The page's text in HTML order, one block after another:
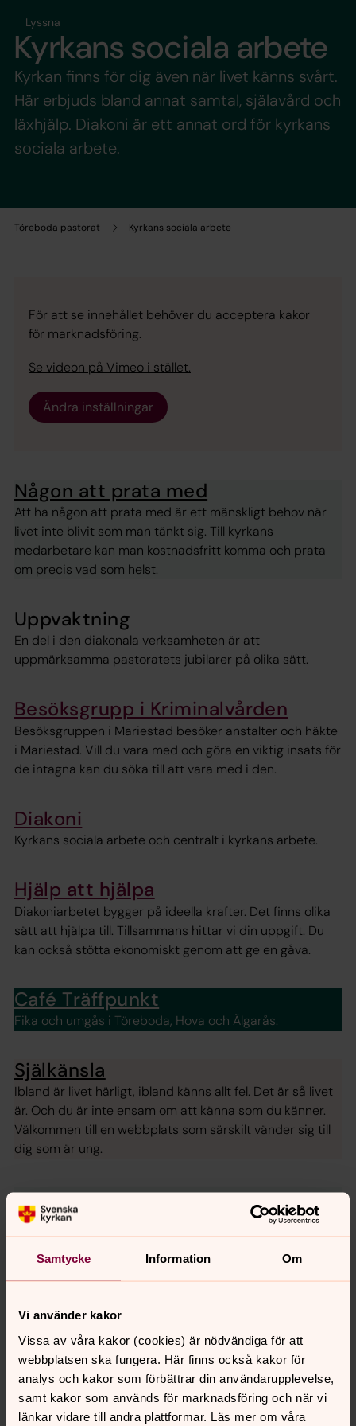
Samtycke Information Om
Vi använder kakor
Vissa av våra kakor (cookies) är nödvändiga för att
webbplatsen ska fungera. Här finns också kakor för
analys och kakor som förbättrar din användarupplevelse,
samt kakor som används för marknadsföring och när vi
länkar vidare till andra plattformar. Läs mer om våra
Töreboda pastorat Kyrkans sociala arbete
Lyssna
Kyrkans sociala arbete
Kyrkan finns för dig även när livet känns svårt.
Här erbjuds bland annat samtal, själavård och
läxhjälp. Diakoni är ett annat ord för kyrkans
sociala arbete.
För att se innehållet behöver du acceptera kakor
för marknadsföring.
Se videon på Vimeo i stället.
Ändra inställningar
Någon att prata med
Att ha någon att prata med är ett mänskligt behov när
livet inte blivit som man tänkt sig. Till kyrkans
medarbetare kan man kostnadsfritt komma och prata
om precis vad som helst.
Uppvaktning
En del i den diakonala verksamheten är att
uppmärksamma pastoratets jubilarer på olika sätt.
Besöksgrupp i Kriminalvården
Besöksgruppen i Mariestad besöker anstalter och häkte
i Mariestad. Vill du vara med och göra en viktig insats för
de intagna kan du söka till att vara med i den.
Diakoni
Kyrkans sociala arbete och centralt i kyrkans arbete.
Hjälp att hjälpa
Diakoniarbetet bygger på ideella krafter. Det finns olika
sätt att hjälpa till. Tillsammans hittar vi din uppgift. Du
kan också stötta ekonomiskt genom att ge en gåva.
Café Träffpunkt
Fika och umgås i Töreboda, Hova och Älgarås.
Själkänsla
Ibland är livet härligt, ibland känns allt fel. Det är så livet
är. Och du är inte ensam om att känna som du känner.
Välkommen till en webbplats som särskilt vänder sig till
dig som är ung.
Swisha gåva till diakonin
Diakonin i Töreboda pastorat är kyrkans sociala,
lokala hjälparbete.
eller använd qr-koden.
Tack för ditt stöd!